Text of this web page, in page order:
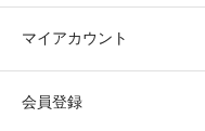
マイアカウント
会員登録